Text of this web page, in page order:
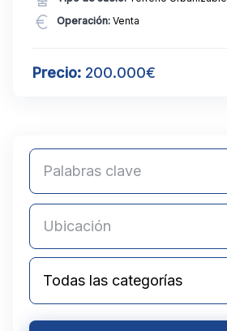
Operación: Venta
Precio: 200.000€
Todas las categorías